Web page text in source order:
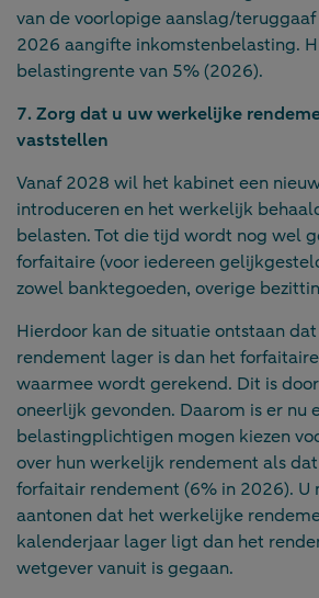
van de voorlopige aanslag/
2026 aangifte inkomstenbelasting.
belastingrente van 5% (2026).
7. Zorg dat u uw werkelijke
vaststellen
Vanaf 2028 wil het kabinet een
introduceren en het werkelijk
belasten. Tot die tijd wordt nog wel
forfaitaire (voor iedereen
zowel banktegoeden, overige
Hierdoor kan de situatie ontstaan
rendement lager is dan het
waarmee wordt gerekend. Dit is
oneerlijk gevonden. Daarom is er nu
belastingplichtigen mogen kiezen
over hun werkelijk rendement als
forfaitair rendement (6% in 2026). U
aantonen dat het werkelijke
kalenderjaar lager ligt dan het
wetgever vanuit is gegaan.